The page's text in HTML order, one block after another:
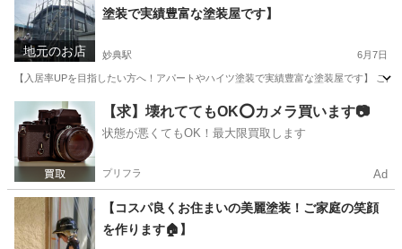
地元のお店
塗装で実績豊富な塗装屋です】
妙典駅 6月7日
【入居率UPを目指したい方へ！アパートやハイツ塗装で実績豊富な塗装屋です】 こ
千葉 市川市 妙典駅 その他 外壁
【求】壊れててもOK⭕️カメラ買います📷
状態が悪くてもOK！最大限買取します
プリフラ Ad
【コスパ良くお住まいの美麗塗装！ご家庭の笑顔
を作ります🏠】